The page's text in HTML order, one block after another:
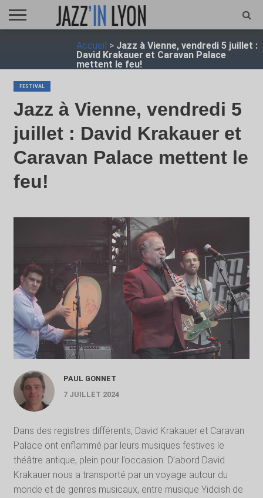
Accueil > Jazz à Vienne, vendredi 5 juillet :
David Krakauer et Caravan Palace
mettent le feu!
FESTIVAL
Jazz à Vienne, vendredi 5
juillet : David Krakauer et
Caravan Palace mettent le
feu!
PAUL GONNET
7 JUILLET 2024
Dans des registres différents, David Krakauer et Caravan
Palace ont enflammé par leurs musiques festives le
théâtre antique, plein pour l’occasion. D’abord David
Krakauer nous a transporté par un voyage autour du
monde et de genres musicaux, entre musique Yiddish de